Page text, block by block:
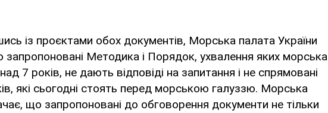
із проєктами обох документів, Морська палата України
Методика і Порядок, ухвалення яких морська
7 років, не дають відповіді на запитання і не спрямовані
які сьогодні стоять перед морською галуззю. Морська
що запропоновані до обговорення документи не тільки